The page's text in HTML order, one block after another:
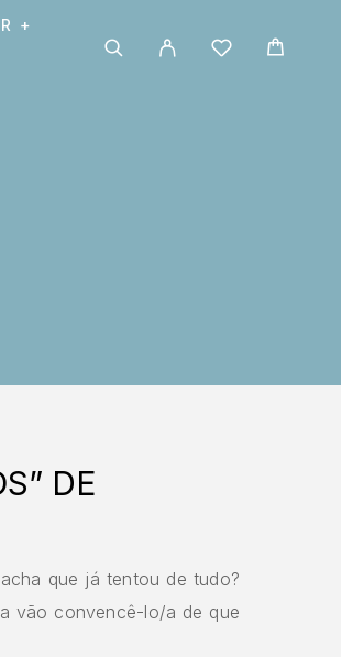
+
DE
que já tentou de tudo?
vão convencê-lo/a de que